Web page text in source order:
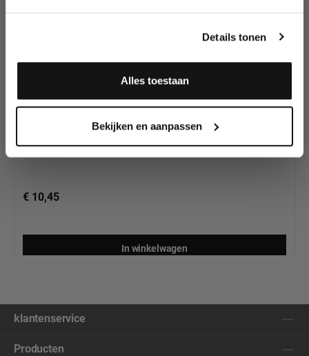
Details tonen
Alles toestaan
Bekijken en aanpassen
Woochie Latex Alien Horns (2pcs)
€ 10,45
In winkelwagen
klantenservice
Producten
Ja, ik meld me aan